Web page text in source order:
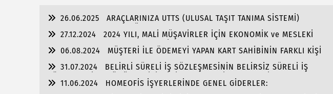
26.06.2025
ARAÇLARINIZA UTTS (ULUSAL TAŞIT TANIMA SİSTEMİ)
TAKTIRDINIZ MI? SON GÜN 30.06.2025
27.12.2024
2024 YILI, MALİ MÜŞAVİRLER İÇİN EKONOMİK ve MESLEKİ
ANLAMDA ZORLUKLARLA DOLU BİR YIL OLDU
06.08.2024
MÜŞTERİ İLE ÖDEMEYİ YAPAN KART SAHİBİNİN FARKLI KİŞİ
OLMASI DURUMUNDA CEZA MI GELECEK?
31.07.2024
BELİRLİ SÜRELİ İŞ SÖZLEŞMESİNİN BELİRSİZ SÜRELİ İŞ
SÖZLEŞMESİNE DÖNÜŞMESİ, İŞÇİNİN KIDEM ve İHBAR TAZMİNATI HAKLARI:
11.06.2024
HOMEOFİS İŞYERLERİNDE GENEL GİDERLER: